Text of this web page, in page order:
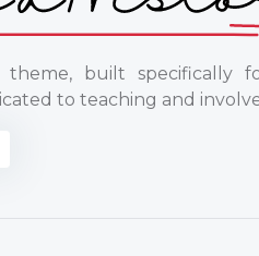
theme, built specifically
to teaching and